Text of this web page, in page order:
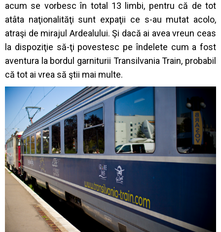
acum se vorbesc în total 13 limbi, pentru că de tot
atâta naţionalităţi sunt expaţii ce s-au mutat acolo,
atraşi de mirajul Ardealului. Şi dacă ai avea vreun ceas
la dispoziţie să-ţi povestesc pe îndelete cum a fost
aventura la bordul garniturii Transilvania Train, probabil
că tot ai vrea să ştii mai multe.